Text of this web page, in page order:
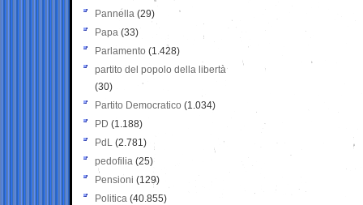
Pannella (29)
Papa (33)
Parlamento (1.428)
partito del popolo della libertà
(30)
Partito Democratico (1.034)
PD (1.188)
PdL (2.781)
pedofilia (25)
Pensioni (129)
Politica (40.855)